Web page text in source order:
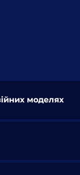
моделях